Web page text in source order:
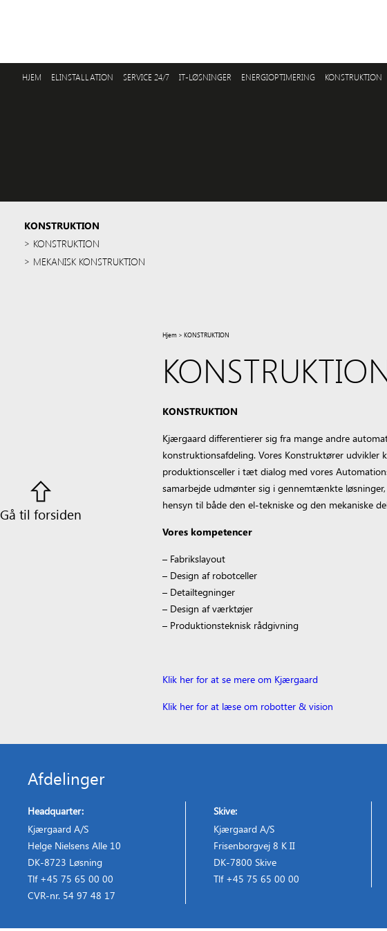
HJEM ELINSTALLATION SERVICE 24/7 IT-LØSNINGER ENERGIOPTIMERING KONSTRUKTION
Gå til forsiden
KONSTRUKTION
KONSTRUKTION
MEKANISK KONSTRUKTION
Hjem > KONSTRUKTION
KONSTRUKTION
Kjærgaard differentierer sig fra mange andre
konstruktionsafdeling. Vores Konstruktører udvikler
produktionsceller i tæt dialog med vores
samarbejde udmønter sig i gennemtænkte
hensyn til både den el-tekniske og den mekaniske
Vores kompetencer
– Fabrikslayout
– Design af robotceller
– Detailtegninger
– Design af værktøjer
– Produktionsteknisk rådgivning
Klik her for at se mere om Kjærgaard
Klik her for at læse om robotter & vision
Afdelinger
Headquarter:
Kjærgaard A/S
Helge Nielsens Alle 10
DK-8723 Løsning
Tlf +45 75 65 00 00
CVR-nr. 54 97 48 17
Skive:
Kjærgaard A/S
Frisenborgvej 8 K II
DK-7800 Skive
Tlf +45 75 65 00 00